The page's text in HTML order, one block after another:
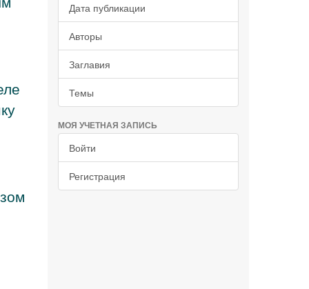
Дата публикации
Авторы
Заглавия
Темы
МОЯ УЧЕТНАЯ ЗАПИСЬ
Войти
Регистрация